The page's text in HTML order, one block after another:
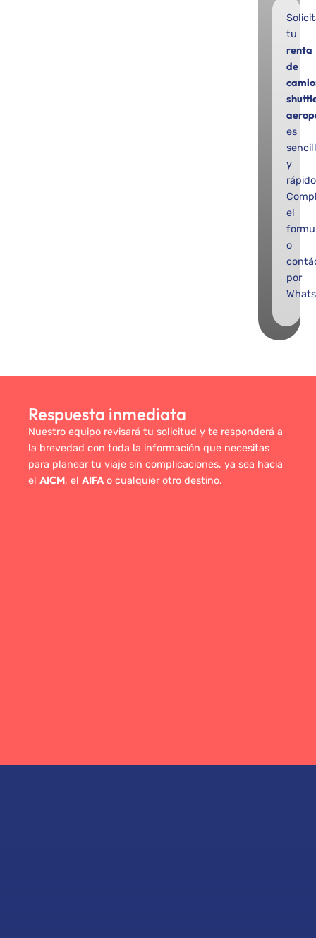
tu
renta
de
es
y
el
o
por
Respuesta inmediata
Nuestro equipo revisará tu solicitud y te responderá a
la brevedad con toda la información que necesitas
para planear tu viaje sin complicaciones, ya sea hacia
elAICM, elAIFA o cualquier otro destino.